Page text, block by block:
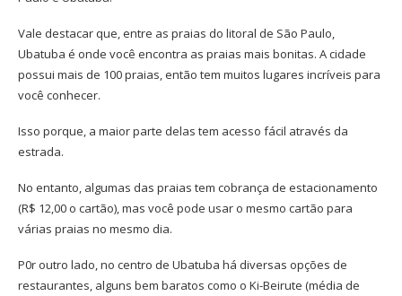
Vale destacar que, entre as praias do litoral de São Paulo,
Ubatuba é onde você encontra as praias mais bonitas. A cidade
possui mais de 100 praias, então tem muitos lugares incríveis para
você conhecer.
Isso porque, a maior parte delas tem acesso fácil através da
estrada.
No entanto, algumas das praias tem cobrança de estacionamento
(R$ 12,00 o cartão), mas você pode usar o mesmo cartão para
várias praias no mesmo dia.
P0r outro lado, no centro de Ubatuba há diversas opções de
restaurantes, alguns bem baratos como o Ki-Beirute (média de